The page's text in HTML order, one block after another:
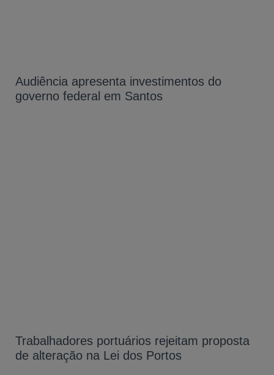
Audiência apresenta investimentos do
governo federal em Santos
Trabalhadores portuários rejeitam proposta
de alteração na Lei dos Portos